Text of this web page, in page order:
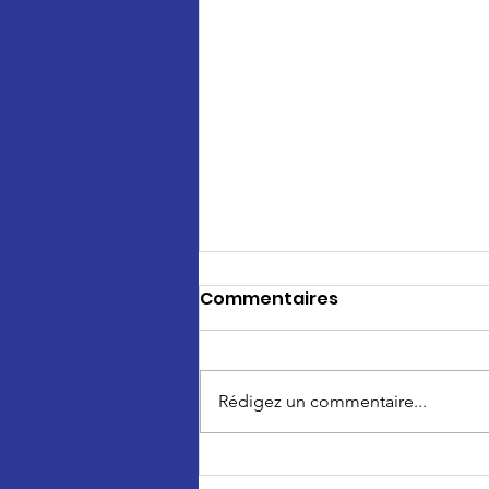
Clémentine Barzin veut
Commentaires
Rédigez un commentaire...